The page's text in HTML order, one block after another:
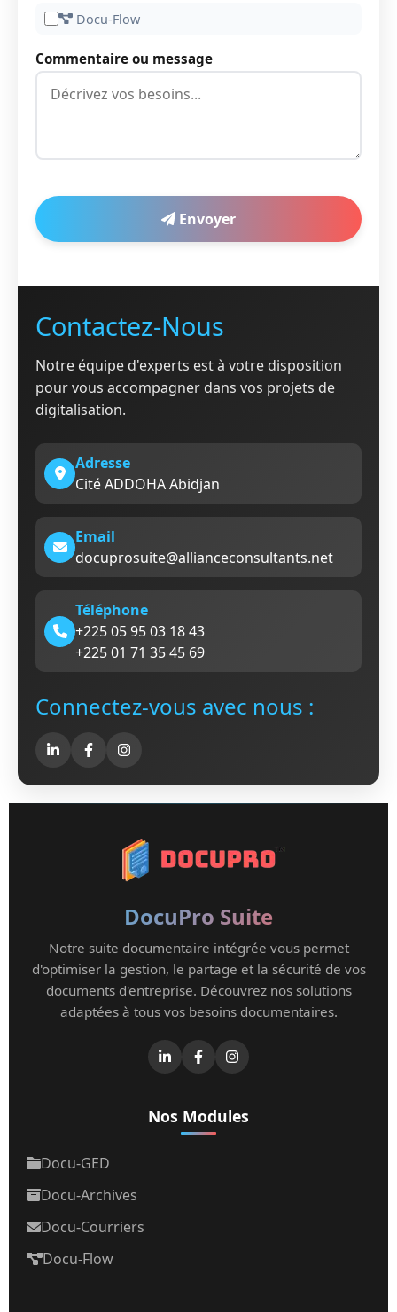
Contactez-Nous
Notre équipe d'experts est à votre disposition
pour vous accompagner dans vos projets de
digitalisation.
Adresse
Cité ADDOHA Abidjan
Email
docuprosuite@allianceconsultants.net
Téléphone
+225 05 95 03 18 43
+225 01 71 35 45 69
Connectez-vous avec nous :
Docu-Flow
Commentaire ou message
Envoyer
DocuPro Suite
Notre suite documentaire intégrée vous permet
d'optimiser la gestion, le partage et la sécurité de vos
documents d'entreprise. Découvrez nos solutions
adaptées à tous vos besoins documentaires.
Nos Modules
Docu-GED
Docu-Archives
Docu-Courriers
Docu-Flow